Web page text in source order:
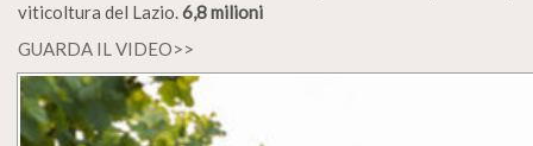
viticoltura del Lazio.6,8 milioni
GUARDA IL VIDEO>>